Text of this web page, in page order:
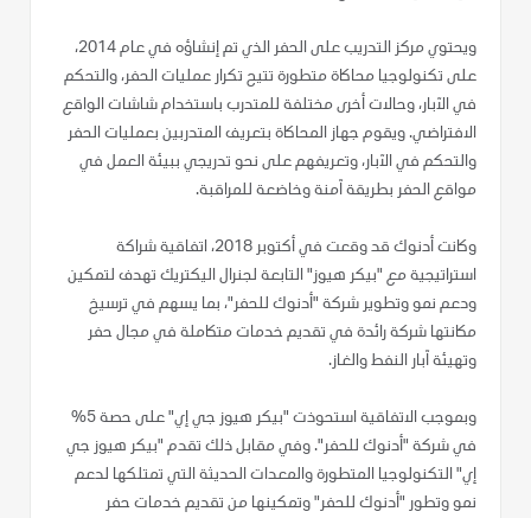
ويحتوي مركز التدريب على الحفر الذي تم إنشاؤه في عام 2014،
على تكنولوجيا محاكاة متطورة تتيح تكرار عمليات الحفر، والتحكم
في الآبار، وحالات أخرى مختلفة للمتدرب باستخدام شاشات الواقع
الافتراضي. ويقوم جهاز المحاكاة بتعريف المتدربين بعمليات الحفر
والتحكم في الآبار، وتعريفهم على نحو تدريجي ببيئة العمل في
مواقع الحفر بطريقة آمنة وخاضعة للمراقبة.
وكانت أدنوك قد وقعت في أكتوبر 2018، اتفاقية شراكة
استراتيجية مع "بيكر هيوز" التابعة لجنرال اليكتريك تهدف لتمكين
ودعم نمو وتطوير شركة "أدنوك للحفر"، بما يسهم في ترسيخ
مكانتها شركة رائدة في تقديم خدمات متكاملة في مجال حفر
وتهيئة آبار النفط والغاز.
وبموجب الاتفاقية استحوذت "بيكر هيوز جي إي" على حصة 5%
في شركة "أدنوك للحفر". وفي مقابل ذلك تقدم "بيكر هيوز جي
إي" التكنولوجيا المتطورة والمعدات الحديثة التي تمتلكها لدعم
نمو وتطور "أدنوك للحفر" وتمكينها من تقديم خدمات حفر